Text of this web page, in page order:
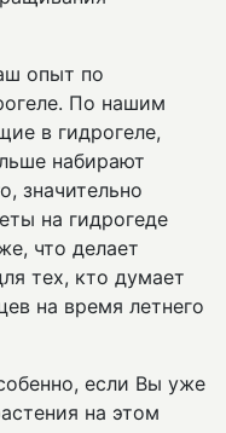
опыт по
По нашим
в гидрогеле,
набирают
значительно
на гидрогеде
что делает
тех, кто думает
на время летнего
если Вы уже
на этом